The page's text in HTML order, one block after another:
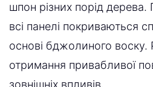
шпон різних порід дерева.
всі панелі покриваються
основі бджолиного воску.
отримання привабливої
зовнішніх впливів.